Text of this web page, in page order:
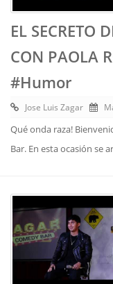
EL SECRETO
CON PAOLA
#Humor
Jose Luis Zagar
Qué onda raza!
Bar. En esta ocasión se